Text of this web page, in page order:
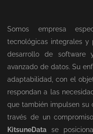
Somos empresa
tecnológicas integrales y
desarrollo de software
avanzado de datos. Su
adaptabilidad, con el
respondan a las
que también impulsen su
través de un
KitsuneData se